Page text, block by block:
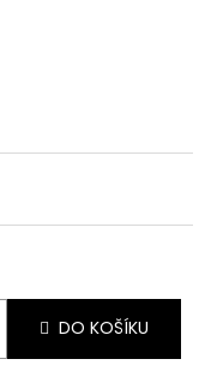
DO KOŠÍKU